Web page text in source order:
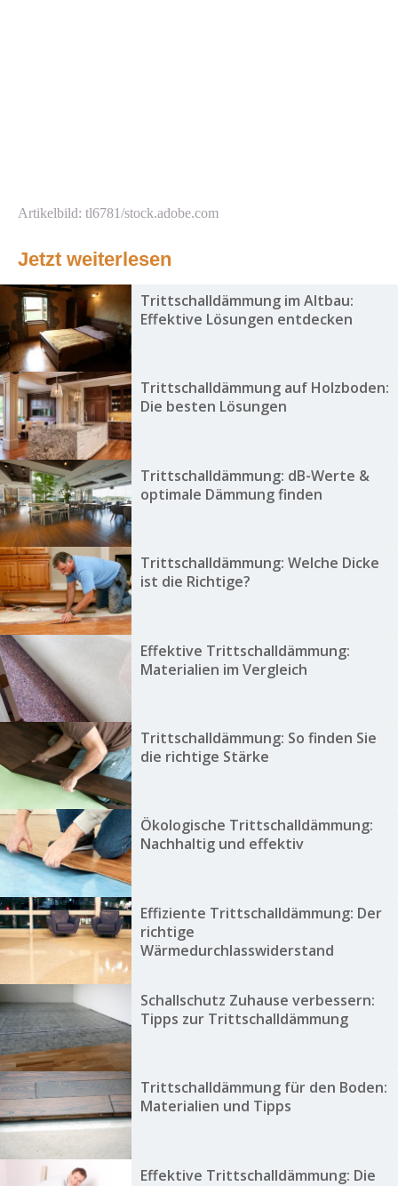
Artikelbild: tl6781/stock.adobe.com
Jetzt weiterlesen
Trittschalldämmung im Altbau:
Effektive Lösungen entdecken
Trittschalldämmung auf Holzboden:
Die besten Lösungen
Trittschalldämmung: dB-Werte &
optimale Dämmung finden
Trittschalldämmung: Welche Dicke
ist die Richtige?
Effektive Trittschalldämmung:
Materialien im Vergleich
Trittschalldämmung: So finden Sie
die richtige Stärke
Ökologische Trittschalldämmung:
Nachhaltig und effektiv
Effiziente Trittschalldämmung: Der
richtige
Wärmedurchlasswiderstand
Schallschutz Zuhause verbessern:
Tipps zur Trittschalldämmung
Trittschalldämmung für den Boden:
Materialien und Tipps
Effektive Trittschalldämmung: Die